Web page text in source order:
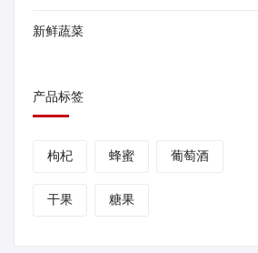
新鲜蔬菜
产品标签
枸杞 蜂蜜 葡萄酒
干果 糖果